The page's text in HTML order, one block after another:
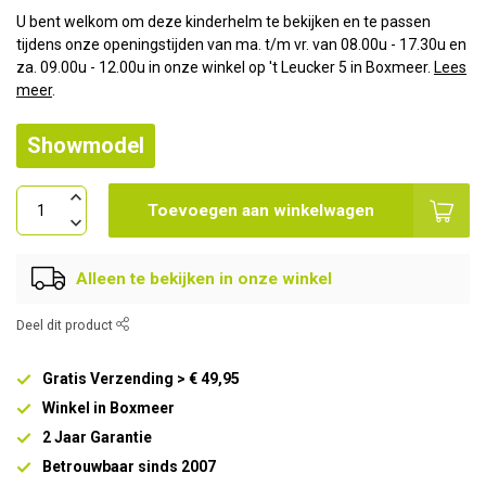
U bent welkom om deze kinderhelm te bekijken en te passen
tijdens onze openingstijden van ma. t/m vr. van 08.00u - 17.30u en
za. 09.00u - 12.00u in onze winkel op 't Leucker 5 in Boxmeer. Lees
meer.
Showmodel
Toevoegen aan winkelwagen
Alleen te bekijken in onze winkel
Deel dit product
Gratis Verzending > € 49,95
Winkel in Boxmeer
2 Jaar Garantie
Betrouwbaar sinds 2007